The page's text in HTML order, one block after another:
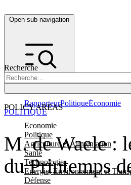
Open sub navigation
Recherche
POLICY AREAS
Economie
Politique
Agriculture et Alimentation
Santé
Technologies
Energie, Environnement et
Défense
RapporteurPolitiqueÉconomie
M. de Waele :
du Printemps
POLITIQUE